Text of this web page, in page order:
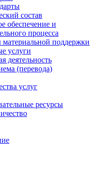
состав
обеспечение и
процесса
поддержки
услуги
деятельность
(перевода)
услуг
ресурсы